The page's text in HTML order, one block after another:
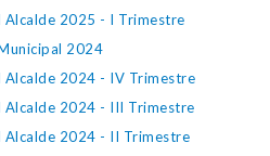
Alcalde 2025 - I Trimestre
2024
Alcalde 2024 - IV Trimestre
Alcalde 2024 - III Trimestre
Alcalde 2024 - II Trimestre